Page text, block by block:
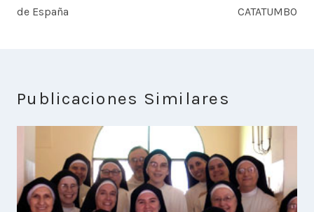
de España
CATATUMBO
Publicaciones Similares